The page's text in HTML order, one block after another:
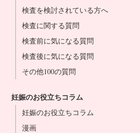
検査を検討されている方へ
検査に関する質問
検査前に気になる質問
検査後に気になる質問
その他100の質問
妊娠のお役立ちコラム
妊娠のお役立ちコラム
漫画